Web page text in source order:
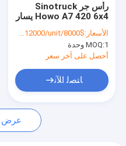
رأس جر Sinotruck
Howo A7 420 6x4 يسار
القيادة
الأسعار:$8000/unit-$12000/unit
MOQ:1 وحدة
أحصل على آخر سعر
ﺎﺘﺼﻟ ﺍﻶﻧ
عرض